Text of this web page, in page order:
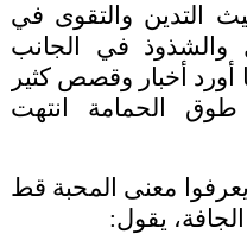
التدين والتقوى في
والشذوذ في الجانب
أورد أخبار وقصص كثير
الحمامة انتهت
معنى المحبة قط
يقول: